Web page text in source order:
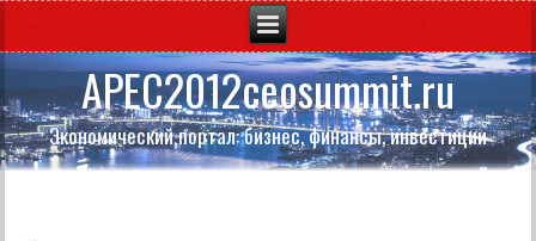
APEC2012ceosummit.ru
Экономический портал: бизнес, финансы, инвестиции